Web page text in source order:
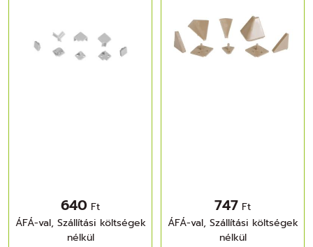
640 Ft
ÁFÁ-val, Szállítási költségek
nélkül
747 Ft
ÁFÁ-val, Szállítási költségek
nélkül